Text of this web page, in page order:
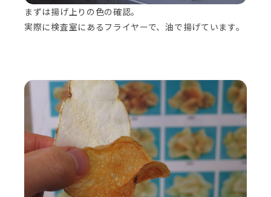
まずは揚げ上りの色の確認。
実際に検査室にあるフライヤーで、油で揚げています。